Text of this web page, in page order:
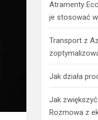
Atramenty
je stosować
Transport z
Jak działa
Jak
Rozmowa z